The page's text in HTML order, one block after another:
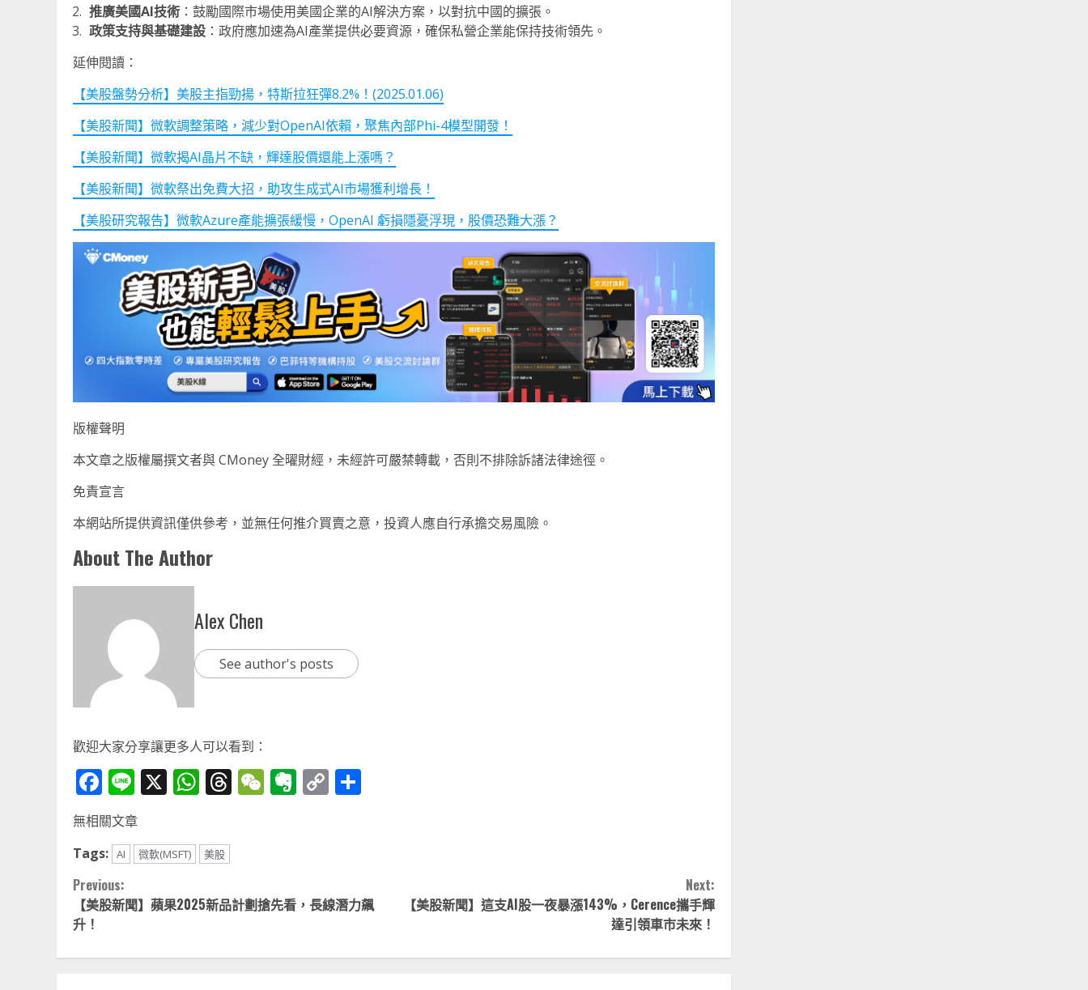
推廣美國AI技術 ：鼓勵國際市場使用美國企業的AI解決方案，以對抗中國的擴張。
政策支持與基礎建設 ：政府應加速為AI產業提供必要資源，確保私營企業能保持技術領先。
延伸閱讀：
【美股盤勢分析】美股主指勁揚，特斯拉狂彈8.2%！(2025.01.06)
【美股新聞】微軟調整策略，減少對OpenAI依賴，聚焦內部Phi-4模型開發！
【美股新聞】微軟揭AI晶片不缺，輝達股價還能上漲嗎？
【美股新聞】微軟祭出免費大招，助攻生成式AI市場獲利增長！
【美股研究報告】微軟Azure產能擴張緩慢，OpenAI 虧損隱憂浮現，股價恐難大漲？
版權聲明
本文章之版權屬撰文者與 CMoney 全曜財經，未經許可嚴禁轉載，否則不排除訴諸法律途徑。
免責宣言
本網站所提供資訊僅供參考，並無任何推介買賣之意，投資人應自行承擔交易風險。
About The Author
Alex Chen
See author's posts
歡迎大家分享讓更多人可以看到：
Facebook
Line
X WhatsApp
Threads
WeChat
Evernote
Copy
無相關文章
Tags: AI 微軟(MSFT) 美股
Continue
Reading
Previous:
【美股新聞】蘋果2025新品計劃搶先看，長線潛力飆
升！
Next:
【美股新聞】這支AI股一夜暴漲143%，Cerence攜手輝
達引領車市未來！